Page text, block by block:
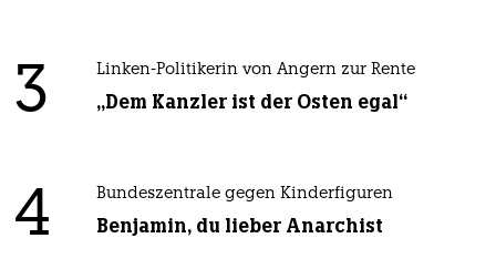
3 Linken-Politikerin von Angern zur Rente
„Dem Kanzler ist der Osten egal“
4 Bundeszentrale gegen Kinderfiguren
Benjamin, du lieber Anarchist